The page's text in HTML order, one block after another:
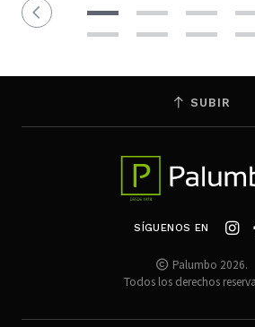
SUBIR
SÍGUENOS EN
Palumbo 2026.
Todos los derechos